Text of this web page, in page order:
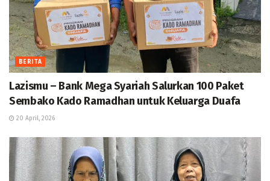
BERITA
Lazismu – Bank Mega Syariah Salurkan 100 Paket
Sembako Kado Ramadhan untuk Keluarga Duafa
20 April, 2026